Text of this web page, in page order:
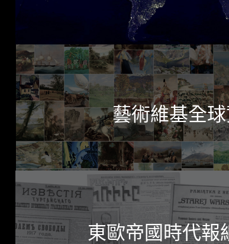
藝術維基全
東歐帝國時代報